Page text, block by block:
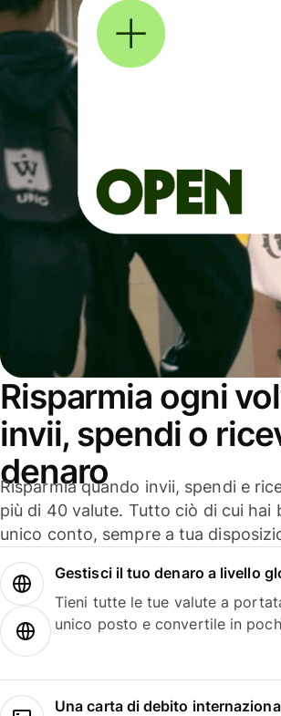
Risparmia ogni
invii, spendi o
denaro
Risparmia quando invii, spendi e
più di 40 valute. Tutto ciò di cui hai
unico conto, sempre a tua
Gestisci il tuo denaro a livello
Tieni tutte le tue valute a
unico posto e convertile in
Una carta di debito